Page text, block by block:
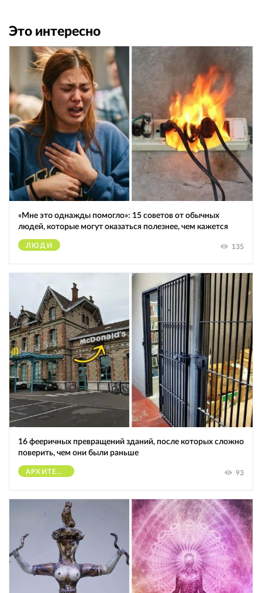
Это интересно
«Мне это однажды помогло»: 15 советов от обычных
людей, которые могут оказаться полезнее, чем кажется
ЛЮДИ 135
16 фееричных превращений зданий, после которых сложно
поверить, чем они были раньше
АРХИТЕКТУРА 93